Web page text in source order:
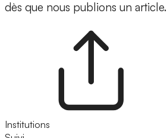
dès que nous publions un article.
Institutions